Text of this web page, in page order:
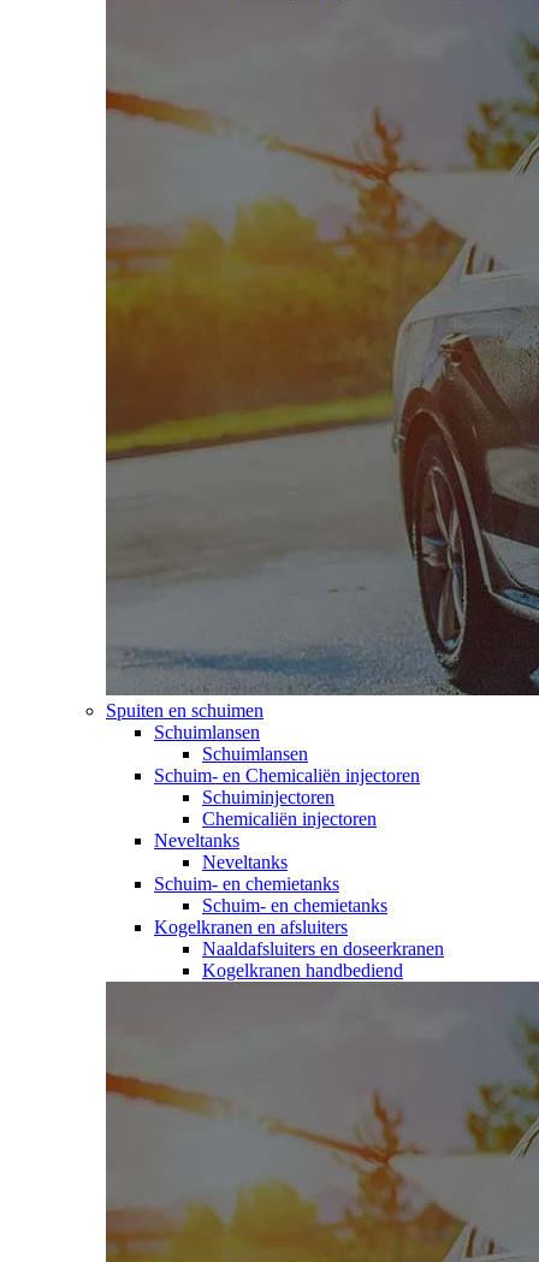
Spuiten en schuimen
Schuimlansen
Schuimlansen
Schuim- en Chemicaliën injectoren
Schuiminjectoren
Chemicaliën injectoren
Neveltanks
Neveltanks
Schuim- en chemietanks
Schuim- en chemietanks
Kogelkranen en afsluiters
Naaldafsluiters en doseerkranen
Kogelkranen handbediend